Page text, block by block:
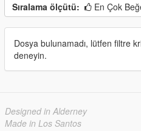
Sıralama ölçütü: En Çok
Dosya bulunamadı, lütfen filtre
deneyin.
Designed in Alderney
Made in Los Santos